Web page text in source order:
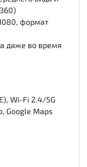
формат
даже во время
Wi-Fi 2.4/5G
Google Maps